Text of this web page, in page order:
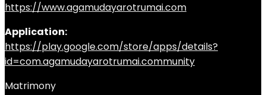
https://www.agamudayarotrumai.com
Application:
https://play.google.com/store/apps/details?
id=com.agamudayarotrumai.community
Matrimony